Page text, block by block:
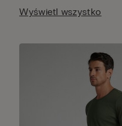
Wyświetl wszystko